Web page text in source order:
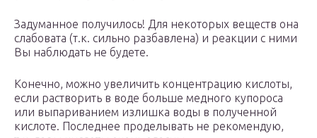
Задуманное получилось! Для некоторых веществ она
слабовата (т.к. сильно разбавлена) и реакции с ними
Вы наблюдать не будете.
Конечно, можно увеличить концентрацию кислоты,
если растворить в воде больше медного купороса
или выпариванием излишка воды в полученной
кислоте. Последнее проделывать не рекомендую,